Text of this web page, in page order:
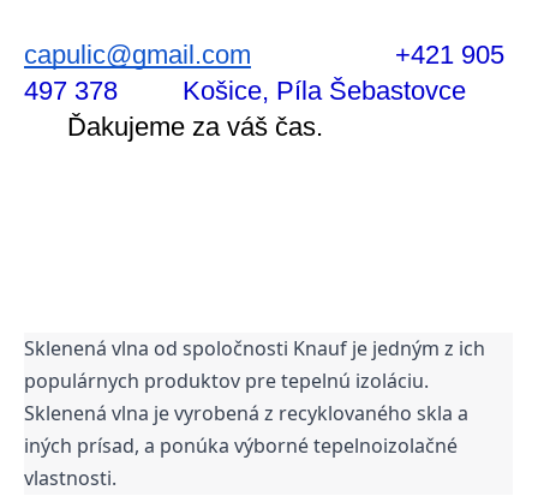
capulic@gmail.com
+421 905
497 378         Košice, Píla Šebastovce
Ďakujeme za váš čas.
Sklenená vlna od spoločnosti Knauf je jedným z ich
populárnych produktov pre tepelnú izoláciu.
Sklenená vlna je vyrobená z recyklovaného skla a
iných prísad, a ponúka výborné tepelnoizolačné
vlastnosti.